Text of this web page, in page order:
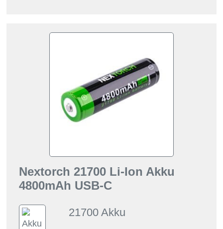
Nextorch 21700 Li-Ion Akku
4800mAh USB-C
21700 Akku